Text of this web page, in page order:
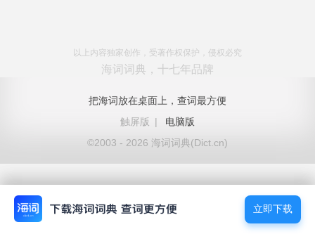
以上内容独家创作，受著作权保护，侵权必究
海词词典，十七年品牌
把海词放在桌面上，查词最方便
触屏版
|
电脑版
©2003 - 2026 海词词典(Dict.cn)
立即下载
立即下载